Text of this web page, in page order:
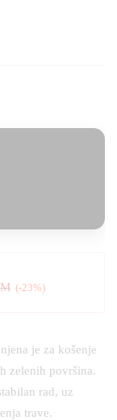
(-23%)
je za košenje
zelenih površina.
rad, uz
trave.